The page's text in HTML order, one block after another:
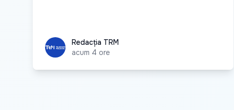
Redacția TRM
Redacția TRM
acum 4 ore